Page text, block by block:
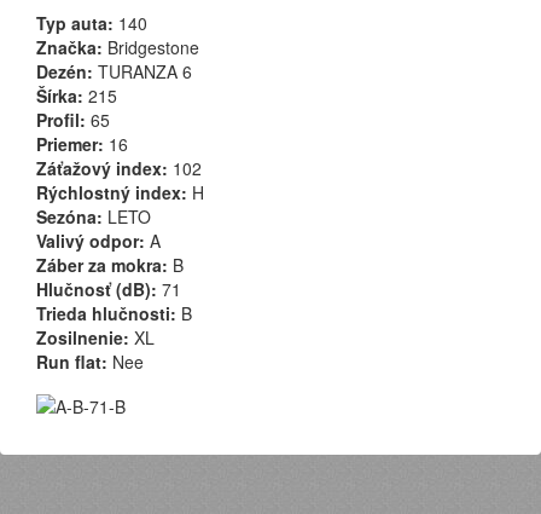
Typ auta: 140
Značka: Bridgestone
Dezén: TURANZA 6
Šírka: 215
Profil: 65
Priemer: 16
Záťažový index: 102
Rýchlostný index: H
Sezóna: LETO
Valivý odpor: A
Záber za mokra: B
Hlučnosť (dB): 71
Trieda hlučnosti: B
Zosilnenie: XL
Run flat: Nee